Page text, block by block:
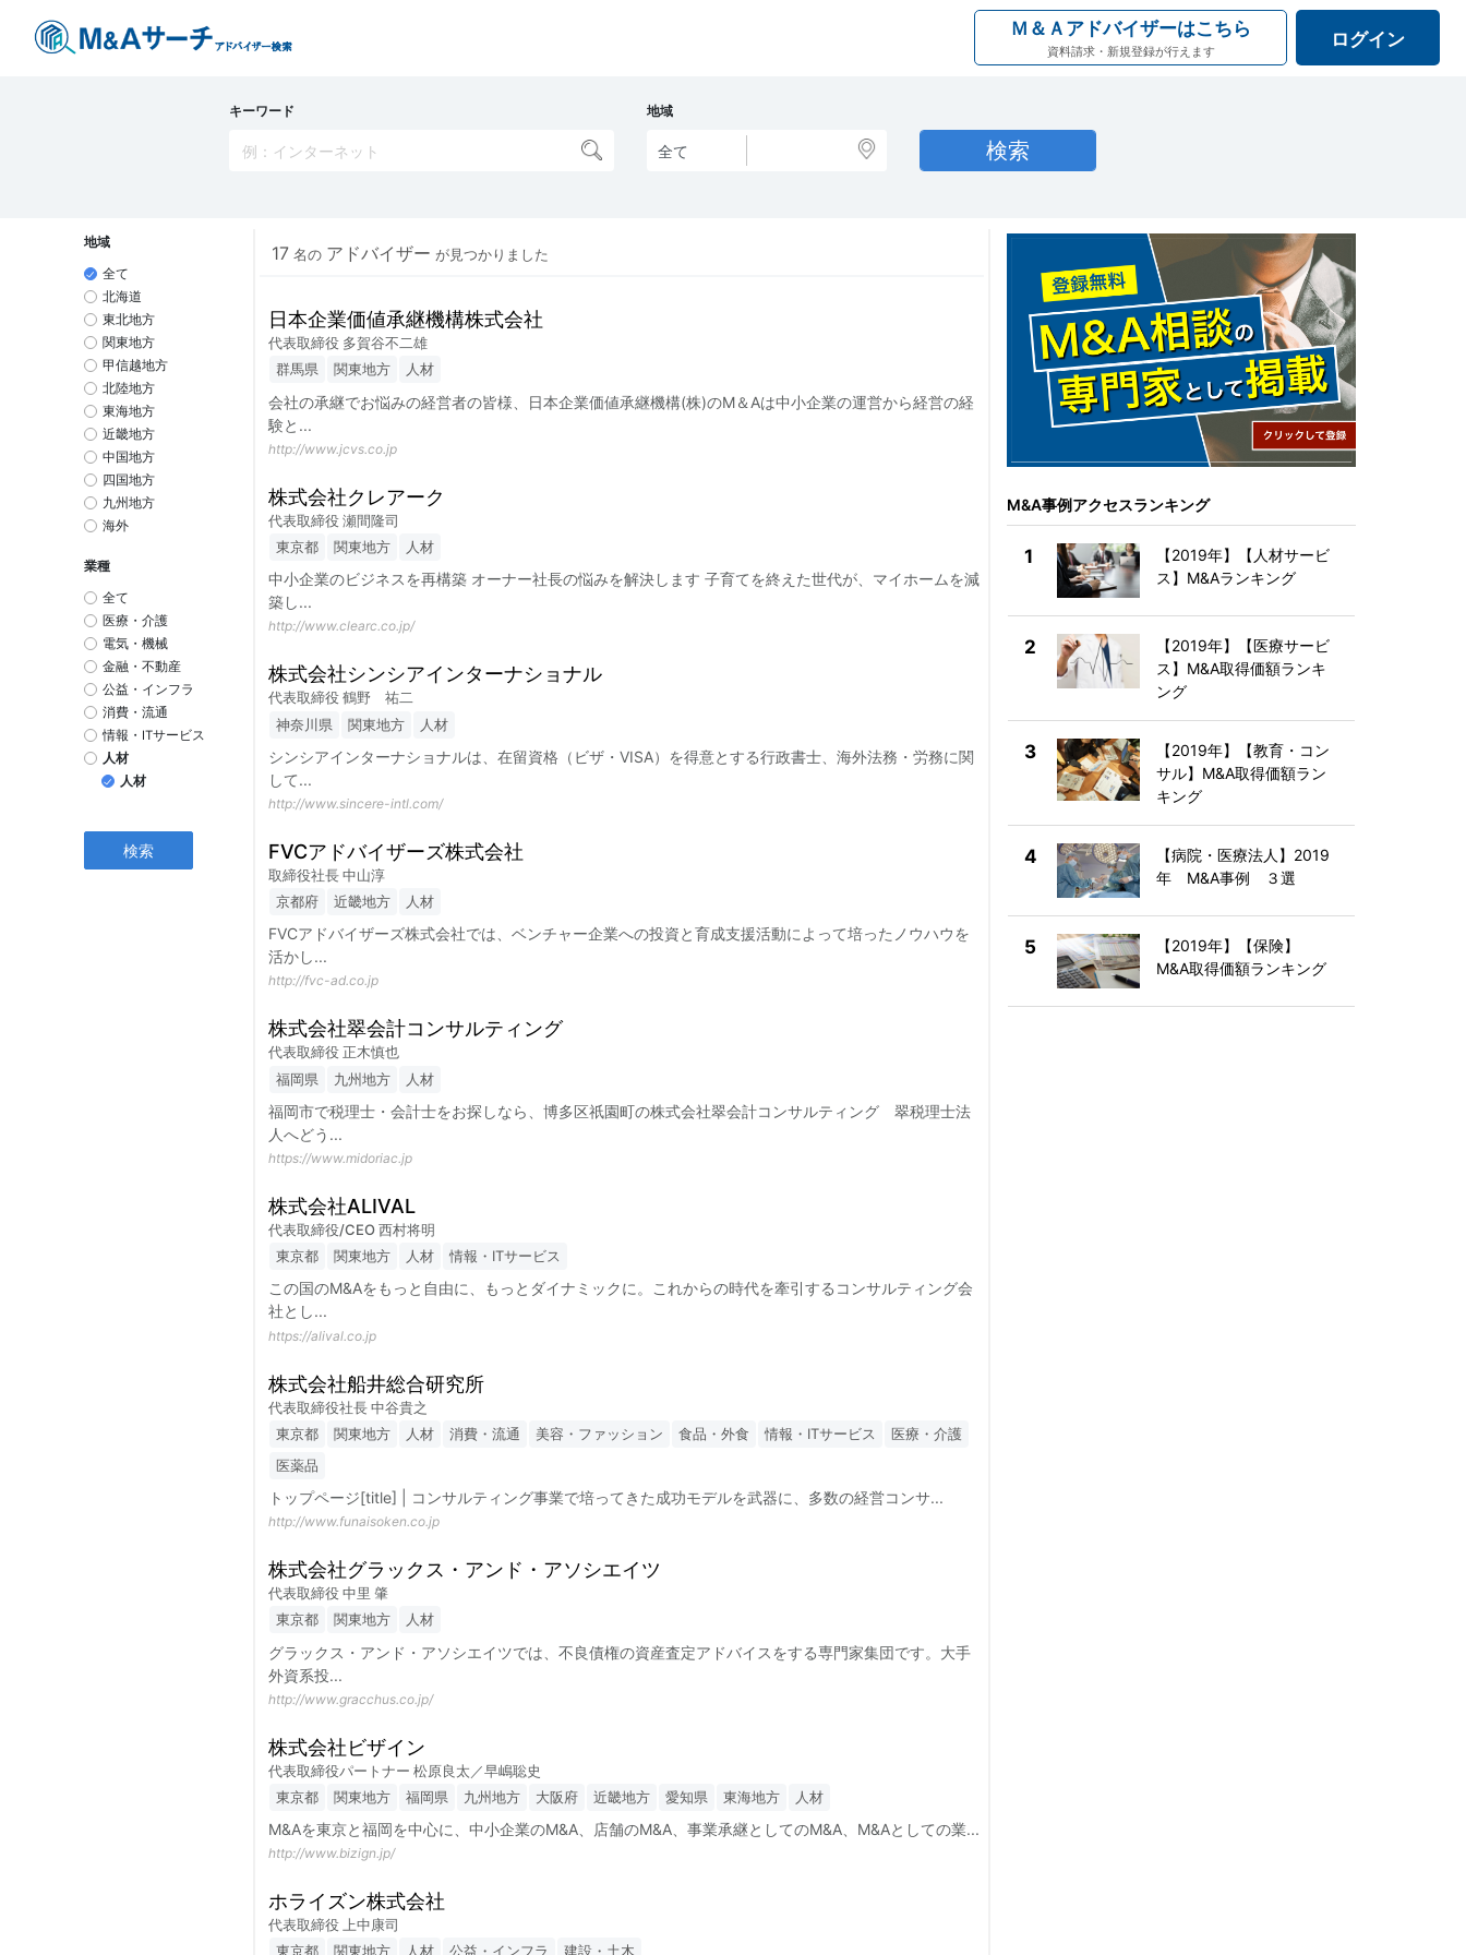
Ｍ＆Ａアドバイザーはこちら
資料請求・新規登録が行えます
ログイン
キーワード 地域
地域
全て
北海道
東北地方
関東地方
甲信越地方
北陸地方
東海地方
近畿地方
中国地方
四国地方
九州地方
海外
業種
全て
医療・介護
電気・機械
金融・不動産
公益・インフラ
消費・流通
情報・ITサービス
人材
人材
17 名の アドバイザー が見つかりました
日本企業価値承継機構株式会社
代表取締役 多賀谷不二雄
群馬県
関東地方 人材
会社の承継でお悩みの経営者の皆様、日本企業価値承継機構(株)のM＆Aは中小企業の運営から経営の経
験と ...
http://www.jcvs.co.jp
株式会社クレアーク
代表取締役 瀬間隆司
東京都
関東地方 人材
中小企業のビジネスを再構築 オーナー社長の悩みを解決します 子育てを終えた世代が、マイホームを減
築し...
http://www.clearc.co.jp/
株式会社シンシアインターナショナル
代表取締役 鶴野 祐二
神奈川県
関東地方 人材
シンシアインターナショナルは、在留資格（ビザ・VISA）を得意とする行政書士、海外法務・労務に関
して...
http://www.sincere-intl.com/
FVCアドバイザーズ株式会社
取締役社長 中山淳
京都府
近畿地方 人材
FVCアドバイザーズ株式会社では、ベンチャー企業への投資と育成支援活動によって培ったノウハウを
活かし...
http://fvc-ad.co.jp
株式会社翠会計コンサルティング
代表取締役 正木慎也
福岡県
九州地方 人材
福岡市で税理士・会計士をお探しなら、博多区祇園町の株式会社翠会計コンサルティング 翠税理士法
人へどう ...
https://www.midoriac.jp
株式会社ALIVAL
代表取締役/CEO 西村将明
東京都
関東地方 人材 情報・ITサービス
この国のM&Aをもっと自由に、もっとダイナミックに。これからの時代を牽引するコンサルティング会
社とし...
https://alival.co.jp
株式会社船井総合研究所
代表取締役社長 中谷貴之
東京都
関東地方 人材 消費・流通 美容・ファッション 食品・外食 情報・ITサービス
医療・介護
医薬品
トップページ[title] | コンサルティング事業で培ってきた成功モデルを武器に、多数の経営コンサ...
http://www.funaisoken.co.jp
株式会社グラックス・アンド・アソシエイツ
代表取締役 中里 肇
東京都
関東地方 人材
グラックス・アンド・アソシエイツでは、不良債権の資産査定アドバイスをする専門家集団です。大手
外資系投...
http://www.gracchus.co.jp/
株式会社ビザイン
代表取締役パートナー 松原良太／早嶋聡史
東京都
関東地方 福岡県 九州地方 大阪府 近畿地方 愛知県 東海地方 人材
M&Aを東京と福岡を中心に、中小企業のM&A、店舗のM&A、事業承継としてのM&A、M&Aとしての業...
http://www.bizign.jp/
ホライズン株式会社
代表取締役 上中康司
東京都
関東地方 人材 公益・インフラ 建設・土木
M&A事例アクセスランキング
1
【2019年】【人材サービ
ス】M&Aランキング
2
【2019年】【医療サービ
ス】M&A取得価額ランキ
ング
3
【2019年】【教育・コン
サル】M&A取得価額ラン
キング
4
【病院・医療法人】2019
年 M&A事例 ３選
5
【2019年】【保険】
M&A取得価額ランキング